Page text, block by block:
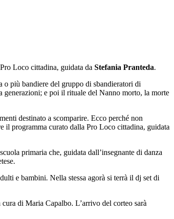
Loco cittadina, guidata da Stefania Pranteda.
più bandiere del gruppo di sbandieratori di
generazioni; e poi il rituale del Nanno morto, la morte
destinato a scomparire. Ecco perché non
il programma curato dalla Pro Loco cittadina, guidata
primaria che, guidata dall’insegnante di danza
e bambini. Nella stessa agorà si terrà il dj set di
di Maria Capalbo. L’arrivo del corteo sarà